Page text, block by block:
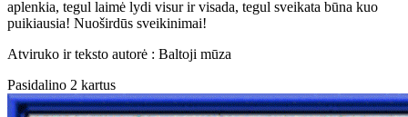
aplenkia, tegul laimė lydi visur ir visada, tegul sveikata būna kuo
puikiausia! Nuoširdūs sveikinimai!
Atviruko ir teksto autorė : Baltoji mūza
Pasidalino 2 kartus